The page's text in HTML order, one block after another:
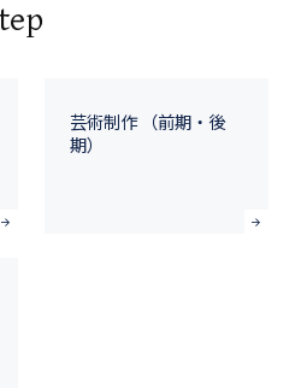
芸術制作 （前期・後
期）